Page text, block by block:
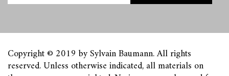
Copyright © 2019 by Sylvain Baumann. All rights
reserved. Unless otherwise indicated, all materials on